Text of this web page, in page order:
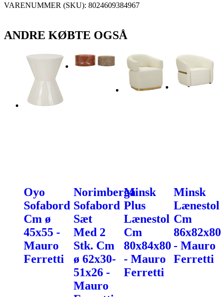
VARENUMMER (SKU): 8024609384967
ANDRE KØBTE OGSÅ
Oyo
Sofabord
Cm ø
45x55 -
Mauro
Ferretti
Norimberga
Sofabord
Sæt
Med 2
Stk. Cm
ø 62x30-
51x26 -
Mauro
Minsk
Plus
Lænestol
Cm
80x84x80
- Mauro
Ferretti
Minsk
Lænestol
Cm
86x82x80
- Mauro
Ferretti